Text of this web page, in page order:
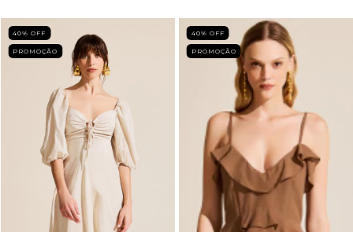
40% OFF
PROMOÇÃO
40% OFF
PROMOÇÃO